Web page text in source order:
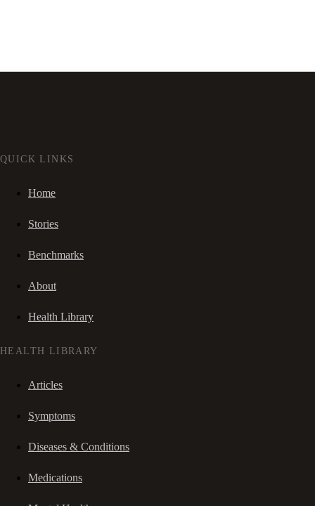
QUICK LINKS
Home
Stories
Benchmarks
About
Health Library
HEALTH LIBRARY
Articles
Symptoms
Diseases & Conditions
Medications